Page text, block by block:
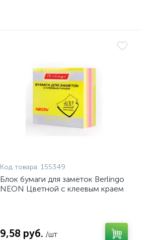
Код товара: 155349
Блок бумаги для заметок Berlingo
NEON Цветной с клеевым краем
9,58 руб. /шт